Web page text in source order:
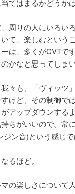
当てはまるかどうか
周りの人にいろい
いて、楽しむという
ーは、多くがCVTで
かなと思ってしまい
々も、「ヴィッツ
けど、その制御で
アップダウンする
ちがいいので。常
ジン音)という感じ
るほど。
の楽しさについて